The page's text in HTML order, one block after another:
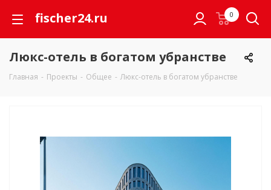
fischer24.ru 0
Люкс-отель в богатом убранстве
Главная - Проекты - Общее - Люкс-отель в богатом убранстве